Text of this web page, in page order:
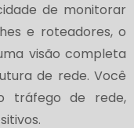
de monitorar
e roteadores, o
visão completa
de rede. Você
tráfego de rede,